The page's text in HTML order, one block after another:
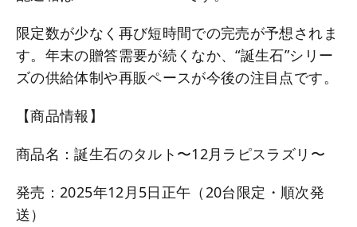
限定数が少なく再び短時間での完売が予想されま
す。年末の贈答需要が続くなか、“誕生石”シリー
ズの供給体制や再販ペースが今後の注目点です。
【商品情報】
商品名：誕生石のタルト〜12月ラピスラズリ〜
発売：2025年12月5日正午（20台限定・順次発
送）